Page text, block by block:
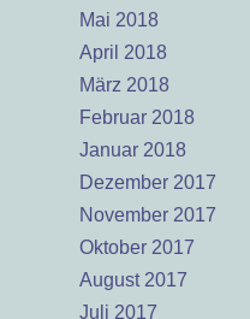
Mai 2018
April 2018
März 2018
Februar 2018
Januar 2018
Dezember 2017
November 2017
Oktober 2017
August 2017
Juli 2017